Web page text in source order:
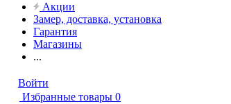
Акции
Замер, доставка, установка
Гарантия
Магазины
...
Войти
Избранные товары 0